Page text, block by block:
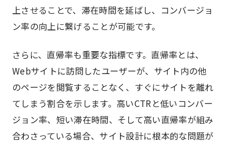
上させることで、滞在時間を延ばし、コンバージョ
ン率の向上に繋げることが可能です。
さらに、直帰率も重要な指標です。直帰率とは、
Webサイトに訪問したユーザーが、サイト内の他
のページを閲覧することなく、すぐにサイトを離れ
てしまう割合を示します。高いCTRと低いコンバー
ジョン率、短い滞在時間、そして高い直帰率が組み
合わさっている場合、サイト設計に根本的な問題が